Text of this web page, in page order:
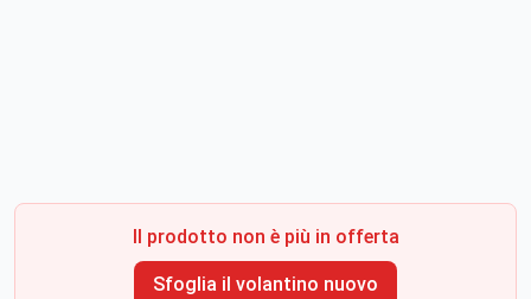
Il prodotto non è più in offerta
Sfoglia il volantino nuovo